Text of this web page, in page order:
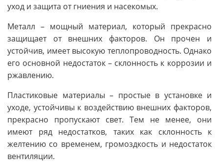
уход и защита от гниения и насекомых.
Металл – мощный материал, который прекрасно
защищает от внешних факторов. Он прочен и
устойчив, имеет высокую теплопроводность. Однако
его основной недостаток – склонность к коррозии и
ржавлению.
Пластиковые материалы – простые в установке и
уходе, устойчивы к воздействию внешних факторов,
прекрасно пропускают свет. Тем не менее, они
имеют ряд недостатков, таких как склонность к
желтению со временем, громоздкость и недостаток
вентиляции.